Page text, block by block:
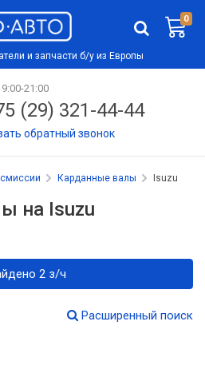
0
и запчасти б/у из Европы
21:00
(29) 321-44-44
обратный звонок
Карданные валы Isuzu
на Isuzu
Найдено 2 з/ч
Расширенный поиск